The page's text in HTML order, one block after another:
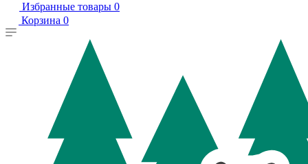
Избранные товары 0
Корзина 0